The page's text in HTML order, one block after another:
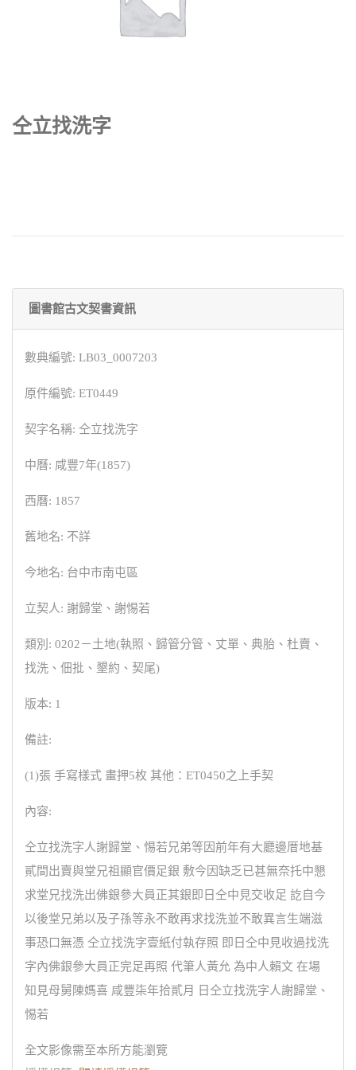
仝立找洗字
圖書館古文契書資訊
數典編號: LB03_0007203
原件編號: ET0449
契字名稱: 仝立找洗字
中曆: 咸豐7年(1857)
西曆: 1857
舊地名: 不詳
今地名: 台中市南屯區
立契人: 謝歸堂、謝惕若
類別: 0202－土地(執照、歸管分管、丈單、典胎、杜賣、
找洗、佃批、墾約、契尾)
版本: 1
備註:
(1)張 手寫樣式 畫押5枚 其他：ET0450之上手契
內容:
仝立找洗字人謝歸堂、惕若兄弟等因前年有大廳邊厝地基
貳間出賣與堂兄祖顯官價足銀 敷今因缺乏已甚無奈托中懇
求堂兄找洗出佛銀參大員正其銀即日仝中見交收足 訖自今
以後堂兄弟以及子孫等永不敢再求找洗並不敢異言生端滋
事恐口無憑 仝立找洗字壹紙付執存照 即日仝中見收過找洗
字內佛銀參大員正完足再照 代筆人黃允 為中人賴文 在場
知見母舅陳媽喜 咸豐柒年拾貳月 日仝立找洗字人謝歸堂、
惕若
全文影像需至本所方能瀏覽